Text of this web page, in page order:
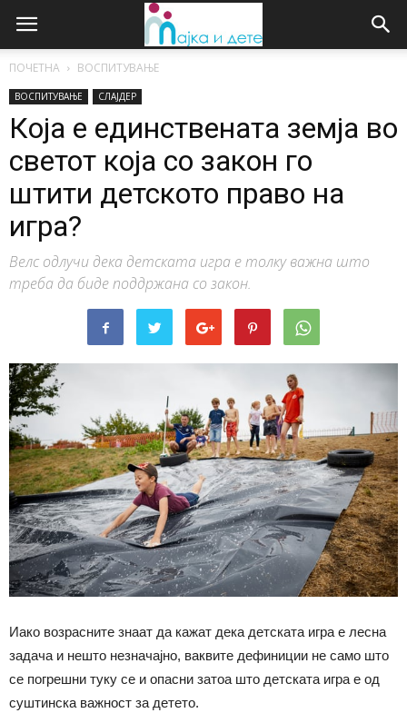
ПОЧЕТНА ВОСПИТУВАЊЕ
ВОСПИТУВАЊЕ СЛАЈДЕР
Која е единствената земја во
светот која со закон го
штити детското право на
игра?
Велс одлучи дека детската игра е толку важна што
треба да биде поддржана со закон.
Иако возрасните знаат да кажат дека детската игра е лесна
задача и нешто незначајно, ваквите дефиниции не само што
се погрешни туку се и опасни затоа што детската игра е од
суштинска важност за детето.